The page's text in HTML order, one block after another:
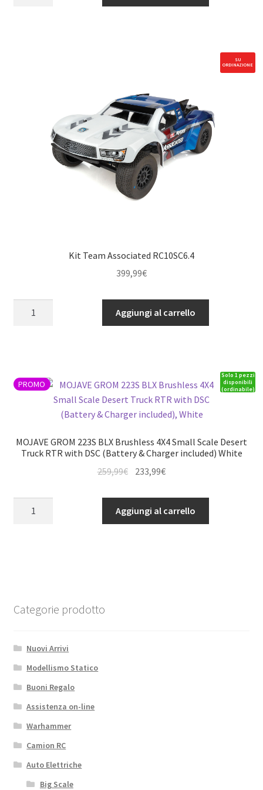
SU
ORDINAZIONE
Kit Team Associated RC10SC6.4
399,99€
Aggiungi al carrello
PROMO
Solo 1 pezzi
disponibili
(ordinabile)
MOJAVE GROM 223S BLX Brushless 4X4 Small Scale Desert
Truck RTR with DSC (Battery & Charger included) White
259,99€
originale
era:
233,99€Il
attuale
è:
Scale
RTR
with
DSC
&
Charger
included)
quantità
Aggiungi al carrello
Categorie prodotto
Nuovi Arrivi
Modellismo Statico
Buoni Regalo
Assistenza on-line
Warhammer
Camion RC
Auto Elettriche
Big Scale